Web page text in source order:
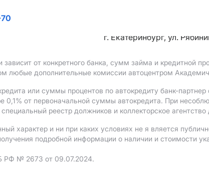
г. Екатеринбург, ул.
зависит от конкретного банка, сумм займа и кредитной
любые дополнительные комиссии автоцентром
или суммы процентов по автокредиту банк-партнер
от первоначальной суммы автокредита. При
реестр должников и коллекторское
характер и ни при каких условиях не я вляется
подробной информации о наличии и стоимости
РФ № 2673 от 09.07.2024.